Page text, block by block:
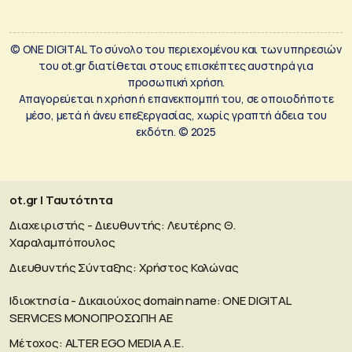
© ONE DIGITAL Το σύνολο του περιεχομένου και των υπηρεσιών
του ot.gr διατίθεται στους επισκέπτες αυστηρά για
προσωπική χρήση.
Απαγορεύεται η χρήση ή επανεκπομπή του, σε οποιοδήποτε
μέσο, μετά ή άνευ επεξεργασίας, χωρίς γραπτή άδεια του
εκδότη. © 2025
ot.gr | Ταυτότητα
Διαχειριστής - Διευθυντής: Λευτέρης Θ.
Χαραλαμπόπουλος
Διευθυντής Σύνταξης: Χρήστος Κολώνας
Ιδιοκτησία - Δικαιούχος domain name: ΟΝΕ DIGITAL
SERVICES MONOΠΡΟΣΩΠΗ ΑΕ
Μέτοχος: ALTER EGO MEDIA A.E.